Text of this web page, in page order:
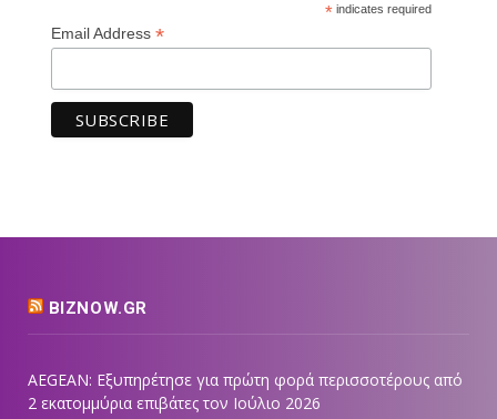
*indicates required
Email Address *
BIZNOW.GR
AEGEAN: Εξυπηρέτησε για πρώτη φορά περισσοτέρους από
2 εκατομμύρια επιβάτες τον Ιούλιο 2026